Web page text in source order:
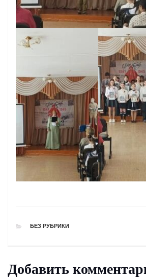
РУБРИКИ
БЕЗ РУБРИКИ
Добавить